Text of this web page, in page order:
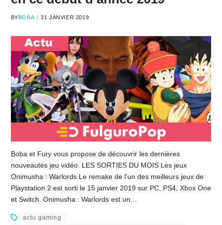
BYBOBA 31 JANVIER 2019
Boba et Fury vous propose de découvrir les dernières
nouveautés jeu vidéo. LES SORTIES DU MOIS Les jeux
Onimusha : Warlords Le remake de l’un des meilleurs jeux de
Playstation 2 est sorti le 15 janvier 2019 sur PC, PS4, Xbox One
et Switch. Onimusha : Warlords est un…
actu gaming